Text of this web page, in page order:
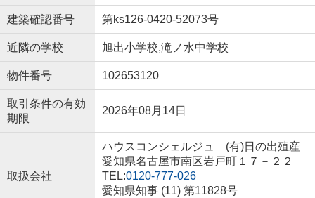
建築確認番号 第ks126-0420-52073号
近隣の学校 旭出小学校,滝ノ水中学校
物件番号 102653120
取引条件の有効
期限
2026年08月14日
取扱会社
ハウスコンシェルジュ (有)日の出殖産
愛知県名古屋市南区岩戸町１７－２２
TEL:0120-777-026
愛知県知事 (11) 第11828号